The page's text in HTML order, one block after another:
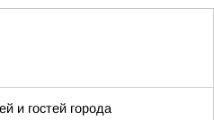
и гостей города